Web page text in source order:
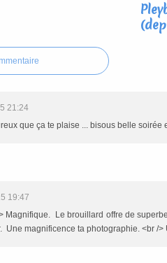
21:24
que ça te plaise ... bisous belle soirée
19:47
Magnifique. Le brouillard offre de
Une magnificence ta photographie. <br /